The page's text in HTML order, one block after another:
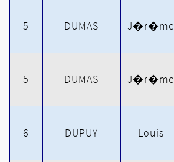
5 DUMAS J�r�me
5 DUMAS J�r�me
6 DUPUY Louis